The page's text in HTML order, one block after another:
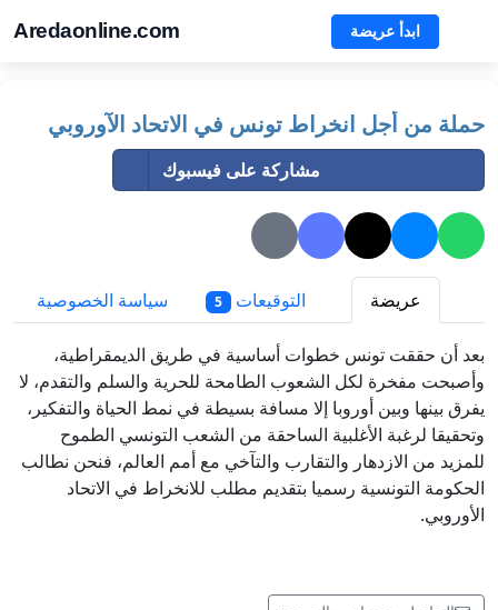
Aredaonline.com ابدأ عريضة
حملة من أجل انخراط تونس في الاتحاد الآوروبي
مشاركة على فيسبوك
عريضة التوقيعات 5 سياسة الخصوصية
بعد أن حققت تونس خطوات أساسية في طريق الديمقراطية،
وأصبحت مفخرة لكل الشعوب الطامحة للحرية والسلم والتقدم، لا
يفرق بينها وبين أوروبا إلا مسافة بسيطة في نمط الحياة والتفكير،
وتحقيقا لرغبة الأغلبية الساحقة من الشعب التونسي الطموح
للمزيد من الازدهار والتقارب والتآخي مع أمم العالم، فنحن نطالب
الحكومة التونسية رسميا بتقديم مطلب للانخراط في الاتحاد
الأوروبي.